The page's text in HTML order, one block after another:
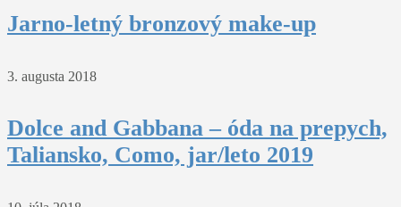
Jarno-letný bronzový make-up
3. augusta 2018
Dolce and Gabbana – óda na prepych,
Taliansko, Como, jar/leto 2019